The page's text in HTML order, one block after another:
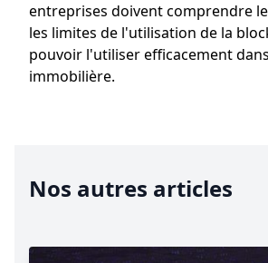
entreprises doivent comprendre
les limites de l'utilisation de la
pouvoir l'utiliser efficacement
immobilière.
Nos autres articles